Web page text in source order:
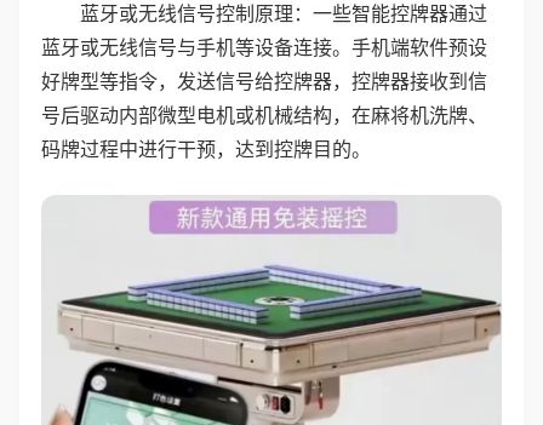
蓝牙或无线信号控制原理：一些智能控牌器通过
蓝牙或无线信号与手机等设备连接。手机端软件预设
好牌型等指令，发送信号给控牌器，控牌器接收到信
号后驱动内部微型电机或机械结构，在麻将机洗牌、
码牌过程中进行干预，达到控牌目的。